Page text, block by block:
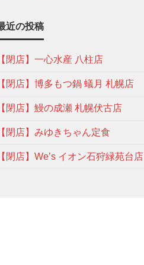
近の投稿
【閉店】一心水産 八柱店
【閉店】博多もつ鍋 蟻月 札幌店
【閉店】鰻の成瀬 札幌伏古店
【閉店】みゆきちゃん定食
【閉店】We’s イオン石狩緑苑台店